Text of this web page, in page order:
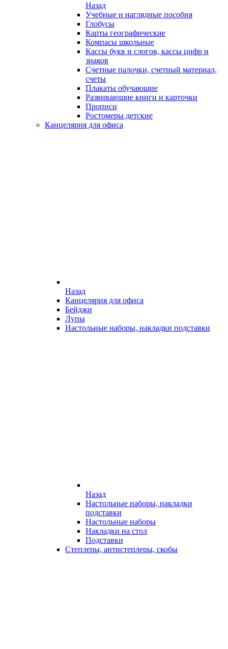
Назад
Учебные и наглядные пособия
Глобусы
Карты географические
Компасы школьные
Кассы букв и слогов, кассы цифр и
знаков
Счетные палочки, счетный материал,
счеты
Плакаты обучающие
Развивающие книги и карточки
Прописи
Ростомеры детские
Канцелярия для офиса
Назад
Канцелярия для офиса
Бейджи
Лупы
Настольные наборы, накладки подставки
Назад
Настольные наборы, накладки
подставки
Настольные наборы
Накладки на стол
Подставки
Степлеры, антистеплеры, скобы